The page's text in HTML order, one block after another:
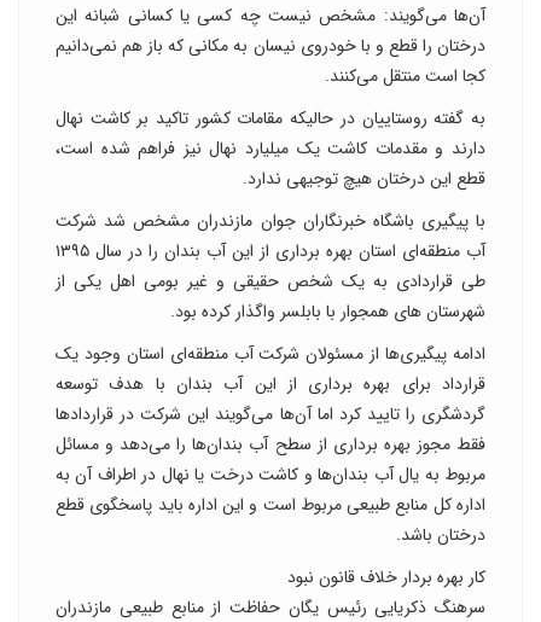
آن‌ها می‌گویند: مشخص نیست چه کسی یا کسانی شبانه این
درختان را قطع و با خودروی نیسان به مکانی که باز هم نمی‌دانیم
کجا است منتقل می‌کنند.
به گفته روستاییان در حالیکه مقامات کشور تاکید بر کاشت نهال
دارند و مقدمات کاشت یک میلیارد نهال نیز فراهم شده است،
قطع این درختان هیچ توجیهی ندارد.
با پیگیری باشگاه خبرنگاران جوان مازندران مشخص شد شرکت
آب منطقه‌ای استان بهره برداری از این آب بندان را در سال ۱۳۹۵
طی قراردادی به یک شخص حقیقی و غیر بومی اهل یکی از
شهرستان های همجوار با بابلسر واگذار کرده بود.
ادامه پیگیری‌ها از مسئولان شرکت آب منطقه‌ای استان وجود یک
قرارداد برای بهره برداری از این آب بندان با هدف توسعه
گردشگری را تایید کرد اما آن‌ها می‌گویند این شرکت در قرارداد‌ها
فقط مجوز بهره برداری از سطح آب بندان‌ها را می‌دهد و مسائل
مربوط به یال آب بندان‌ها و کاشت درخت یا نهال در اطراف آن به
اداره کل منابع طبیعی مربوط است و این اداره باید پاسخگوی قطع
درختان باشد.
کار بهره بردار خلاف قانون نبود
سرهنگ ذکریایی رئیس یگان حفاظت از منابع طبیعی مازندران